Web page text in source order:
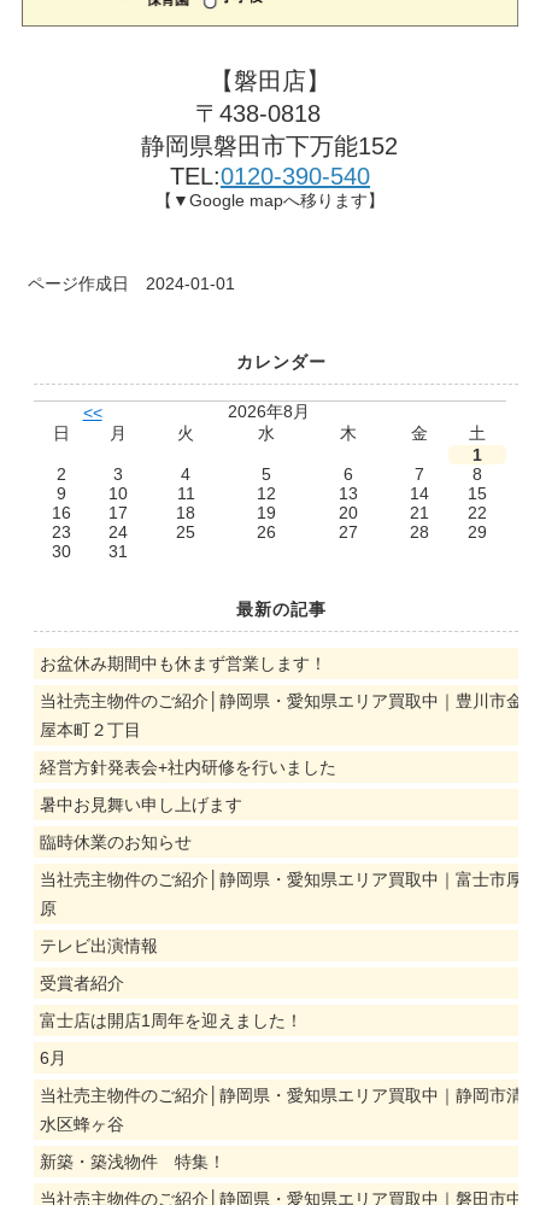
【磐田店】
〒438-0818
静岡県磐田市下万能152
TEL:0120-390-540
【▼Google mapへ移ります】
ページ作成日 2024-01-01
カレンダー
<<
2026年8月
日
月 火 水 木 金
土
1
2
3 4 5 6 7
8
9
10 11 12 13 14
15
16
17 18 19 20 21
22
23
24 25 26 27 28
29
30
31
最新の記事
お盆休み期間中も休まず営業します！
当社売主物件のご紹介│静岡県・愛知県エリア買取中｜豊川市金
屋本町２丁目
経営方針発表会+社内研修を行いました
暑中お見舞い申し上げます
臨時休業のお知らせ
当社売主物件のご紹介│静岡県・愛知県エリア買取中｜富士市厚
原
テレビ出演情報
受賞者紹介
富士店は開店1周年を迎えました！
6月
当社売主物件のご紹介│静岡県・愛知県エリア買取中｜静岡市清
水区蜂ヶ谷
新築・築浅物件 特集！
当社売主物件のご紹介│静岡県・愛知県エリア買取中｜磐田市中